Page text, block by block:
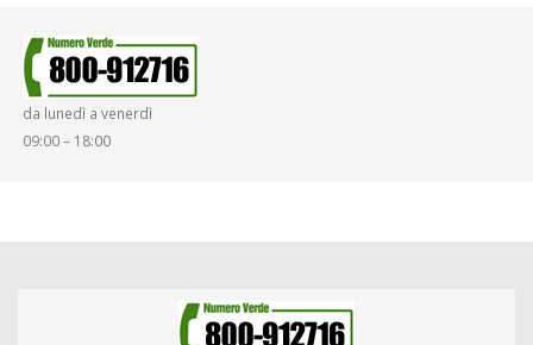
SMARRIMENTO OGGETTI
da lunedì a venerdì
09:00 – 18:00